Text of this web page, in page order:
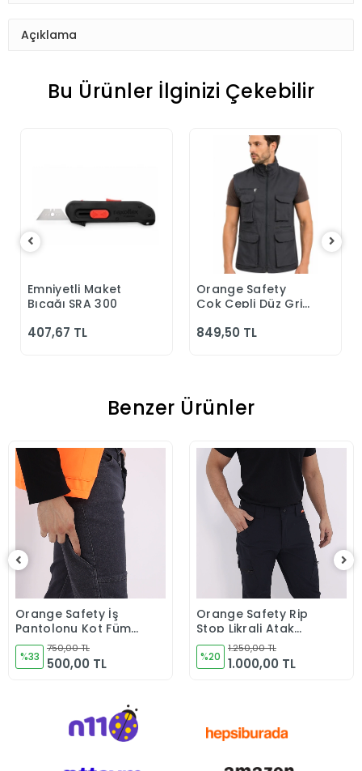
Açıklama
Bu Ürünler İlginizi Çekebilir
Sepete Ekle
Emniyetli Maket
Bıçağı SRA 300
407,67 TL
Sepete Ekle
Orange Safety
Çok Cepli Düz Gri
849,50 TL
Benzer Ürünler
Sepete Ekle
Orange Safety İş
Pantolonu Kot Füme
Kargo Cepli
%33
750,00 TL
500,00 TL
Sepete Ekle
Orange Safety Rip
Stop Likrali Atak
Pantolon Lacivert
%20
1.250,00 TL
1.000,00 TL